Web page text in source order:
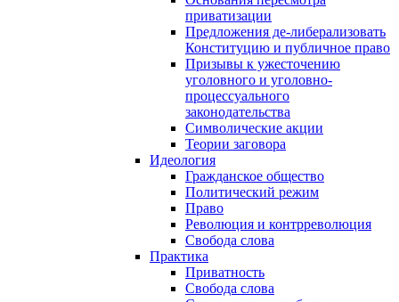
приватизации
Предложения де-либерализовать
Конституцию и публичное право
Призывы к ужесточению
уголовного и уголовно-
процессуального
законодательства
Символические акции
Теории заговора
Идеология
Гражданское общество
Политический режим
Право
Революция и контрреволюция
Свобода слова
Практика
Приватность
Свобода слова